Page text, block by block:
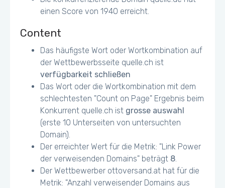
einen Score von 1940 erreicht.
Content
Das häufigste Wort oder Wortkombination auf
der Wettbewerbsseite quelle.ch ist
verfügbarkeit schließen
Das Wort oder die Wortkombination mit dem
schlechtesten "Count on Page" Ergebnis beim
Konkurrent quelle.ch ist grosse auswahl
(erste 10 Unterseiten von untersuchten
Domain).
Der erreichter Wert für die Metrik: "Link Power
der verweisenden Domains" beträgt 8.
Der Wettbewerber ottoversand.at hat für die
Metrik: "Anzahl verweisender Domains aus